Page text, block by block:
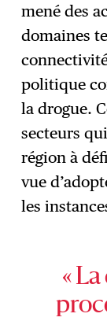
mené des
domaines
politique
la drogue.
secteurs
région à
vue
les
«